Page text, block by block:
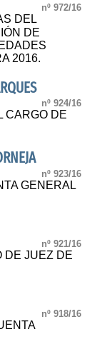
nº 972/16
DEL
DE
2016.
nº 924/16
CARGO DE
nº 923/16
GENERAL
nº 921/16
DE JUEZ DE
nº 918/16